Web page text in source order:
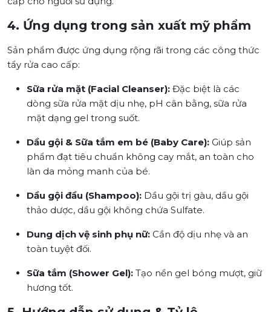
4. Ứng dụng trong sản xuất mỹ phẩm
Sản phẩm được ứng dụng rộng rãi trong các công thức
tẩy rửa cao cấp:
Sữa rửa mặt (Facial Cleanser): Đặc biệt là các
dòng sữa rửa mặt dịu nhẹ, pH cân bằng, sữa rửa
mặt dạng gel trong suốt.
Dầu gội & Sữa tắm em bé (Baby Care): Giúp sản
phẩm đạt tiêu chuẩn không cay mắt, an toàn cho
làn da mỏng manh của bé.
Dầu gội đầu (Shampoo): Dầu gội trị gàu, dầu gội
thảo dược, dầu gội không chứa Sulfate.
Dung dịch vệ sinh phụ nữ: Cần độ dịu nhẹ và an
toàn tuyệt đối.
Sữa tắm (Shower Gel): Tạo nền gel bóng mượt, giữ
hương tốt.